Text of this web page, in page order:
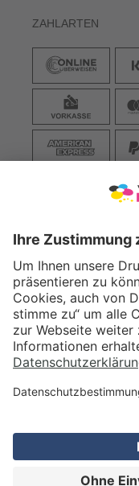
ZAHLARTEN
VERSAND
Illerstraße 15
71522 Backnang